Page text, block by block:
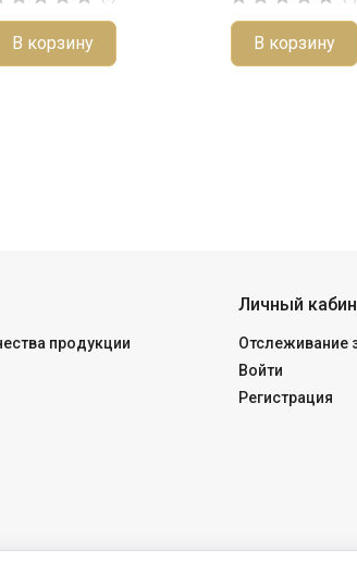
В корзину В корзину
продукции
Личный
Отслеживание
Войти
Регистрация